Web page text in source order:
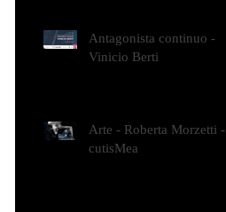
Antagonista continuo -
Vinicio Berti
Arte - Roberta Morzetti -
cutisMea